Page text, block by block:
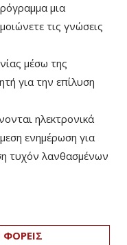
μια
τις γνώσεις
μέσω της
για την επίλυση
ηλεκτρονικά
ενημέρωση για
τυχόν λανθασμένων